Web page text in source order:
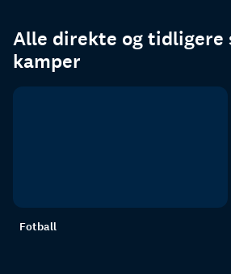
Alle direkte og tidligere
kamper
Fotball